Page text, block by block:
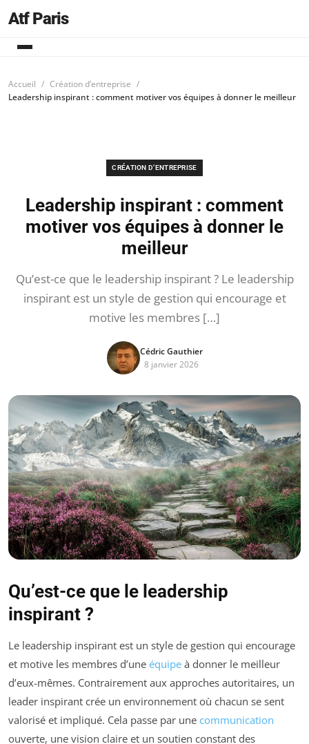
Atf Paris
Accueil
Création d’entreprise
Leadership inspirant : comment motiver vos équipes à donner le meilleur
CRÉATION D’ENTREPRISE
Leadership inspirant : comment
motiver vos équipes à donner le
meilleur
Qu’est-ce que le leadership inspirant ? Le leadership
inspirant est un style de gestion qui encourage et
motive les membres […]
Cédric Gauthier
8 janvier 2026
Qu’est-ce que le leadership
inspirant ?
Le leadership inspirant est un style de gestion qui encourage
et motive les membres d’une équipe à donner le meilleur
d’eux-mêmes. Contrairement aux approches autoritaires, un
leader inspirant crée un environnement où chacun se sent
valorisé et impliqué. Cela passe par une communication
ouverte, une vision claire et un soutien constant des